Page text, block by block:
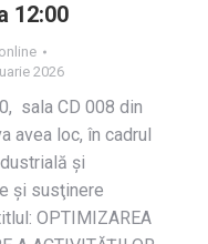
12:00
2026
sala CD 008 din
avea loc, în cadrul
și
și susţinere
OPTIMIZAREA